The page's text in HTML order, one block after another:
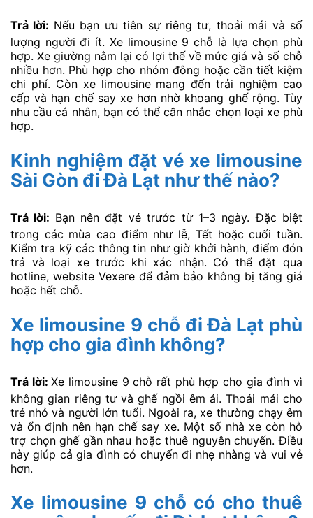
Trả lời: Nếu bạn ưu tiên sự riêng tư, thoải mái và số
lượng người đi ít. Xe limousine 9 chỗ là lựa chọn phù
hợp. Xe giường nằm lại có lợi thế về mức giá và số chỗ
nhiều hơn. Phù hợp cho nhóm đông hoặc cần tiết kiệm
chi phí. Còn xe limousine mang đến trải nghiệm cao
cấp và hạn chế say xe hơn nhờ khoang ghế rộng. Tùy
nhu cầu cá nhân, bạn có thể cân nhắc chọn loại xe phù
hợp.
Kinh nghiệm đặt vé xe limousine
Sài Gòn đi Đà Lạt như thế nào?
Trả lời: Bạn nên đặt vé trước từ 1–3 ngày. Đặc biệt
trong các mùa cao điểm như lễ, Tết hoặc cuối tuần.
Kiểm tra kỹ các thông tin như giờ khởi hành, điểm đón
trả và loại xe trước khi xác nhận. Có thể đặt qua
hotline, website Vexere để đảm bảo không bị tăng giá
hoặc hết chỗ.
Xe limousine 9 chỗ đi Đà Lạt phù
hợp cho gia đình không?
Trả lời:Xe limousine 9 chỗ rất phù hợp cho gia đình vì
không gian riêng tư và ghế ngồi êm ái. Thoải mái cho
trẻ nhỏ và người lớn tuổi. Ngoài ra, xe thường chạy êm
và ổn định nên hạn chế say xe. Một số nhà xe còn hỗ
trợ chọn ghế gần nhau hoặc thuê nguyên chuyến. Điều
này giúp cả gia đình có chuyến đi nhẹ nhàng và vui vẻ
hơn.
Xe limousine 9 chỗ có cho thuê